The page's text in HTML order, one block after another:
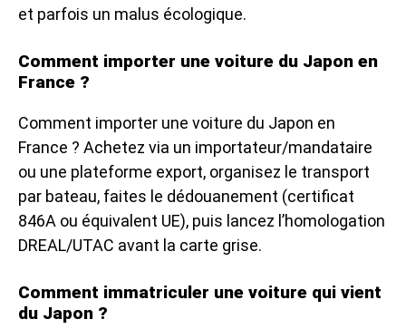
et parfois un malus écologique.
Comment importer une voiture du Japon en
France ?
Comment importer une voiture du Japon en
France ? Achetez via un importateur/mandataire
ou une plateforme export, organisez le transport
par bateau, faites le dédouanement (certificat
846A ou équivalent UE), puis lancez l’homologation
DREAL/UTAC avant la carte grise.
Comment immatriculer une voiture qui vient
du Japon ?